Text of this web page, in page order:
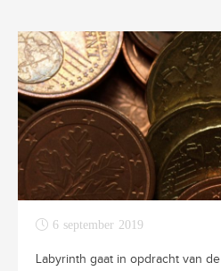
6 september 2019
Labyrinth gaat in opdracht van de